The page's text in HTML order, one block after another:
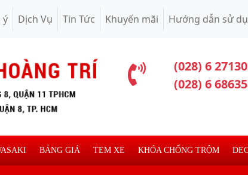
ý Dịch Vụ Tin Tức Khuyến mãi Hướng dẫn sử
(028) 6
(028) 6
BẢNG GIÁ TEM XE KHÓA CHỐNG TRỘM